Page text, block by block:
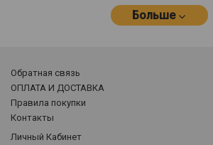
Больше
Обратная связь
ОПЛАТА И ДОСТАВКА
Правила покупки
Контакты
Личный Кабинет